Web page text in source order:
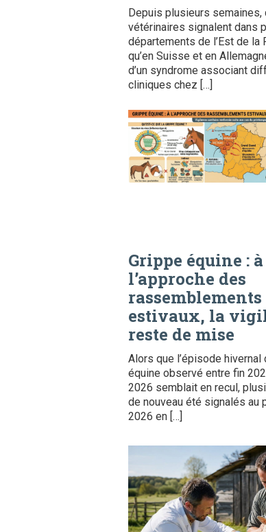
Depuis plusieurs semaines,
vétérinaires signalent dans
départements de l’Est de la
qu’en Suisse et en
d’un syndrome associant
cliniques chez […]
Grippe équine : à
l’approche des
rassemblements
estivaux, la
reste de mise
Alors que l’épisode hivernal
équine observé entre fin
2026 semblait en recul,
de nouveau été signalés au
2026 en […]